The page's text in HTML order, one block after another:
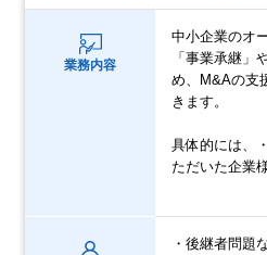
業務内容
中小企業のオ
「事業承継」
め、M&Aの支
きます。
具体的には、
ただいた企業
・後継者問題